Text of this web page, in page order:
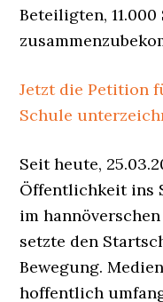
Beteiligten,
Jetzt die Petition
Schule
Seit heute,
Öffentlichkeit ins
im
setzte den
Bewegung.
hoffentlich